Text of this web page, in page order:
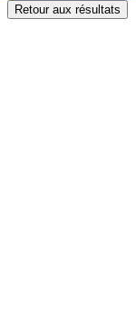
Retour aux résultats